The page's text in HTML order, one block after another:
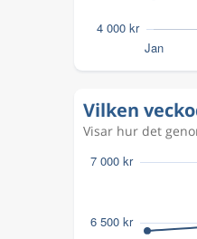
Aug 31
Aug 30
Vilken
Visar hur det